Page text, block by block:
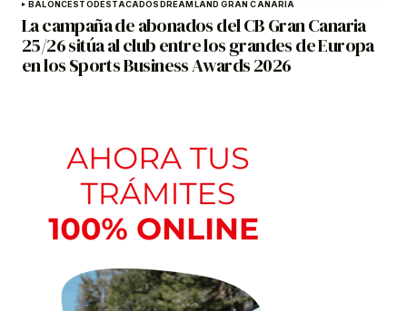
BALONCESTODESTACADOSDREAMLAND GRAN CANARIA
La campaña de abonados del CB Gran Canaria
25/26 sitúa al club entre los grandes de Europa
en los Sports Business Awards 2026